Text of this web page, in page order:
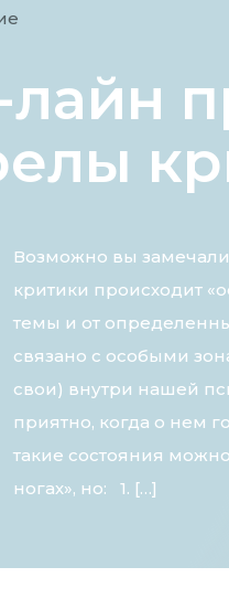
Возможно вы
критики происходит
темы и от
связано с особыми
свои) внутри нашей
приятно, когда о нем
такие состояния
ногах», но: 1. […]